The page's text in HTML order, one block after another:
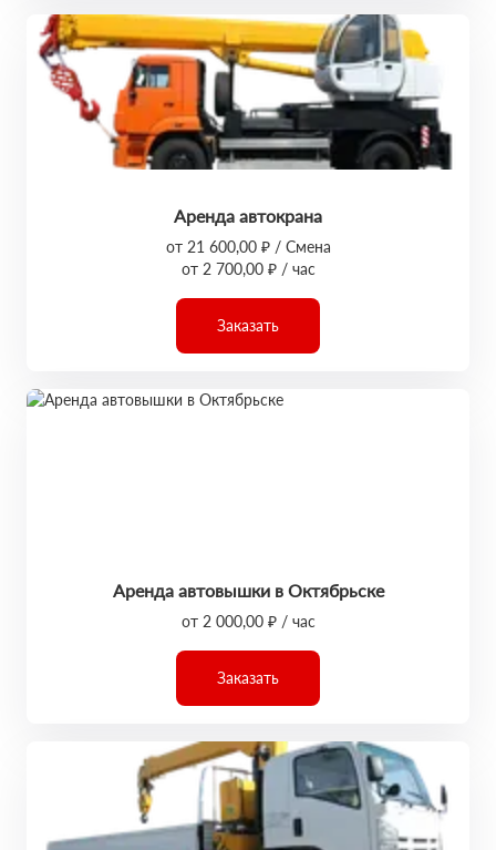
Аренда автокрана
от 21 600,00 ₽ / Смена
от 2 700,00 ₽ / час
Заказать
Аренда автовышки в Октябрьске
от 2 000,00 ₽ / час
Заказать